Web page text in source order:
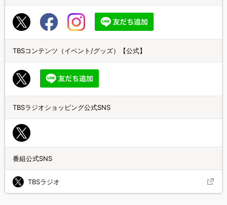
TBSコンテンツ（イベント/グッズ）【公式】
TBSラジオショッピング公式SNS
番組公式SNS
TBSラジオ